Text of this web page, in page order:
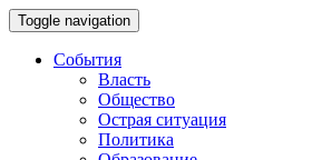
Toggle navigation
События
Власть
Общество
Острая ситуация
Политика